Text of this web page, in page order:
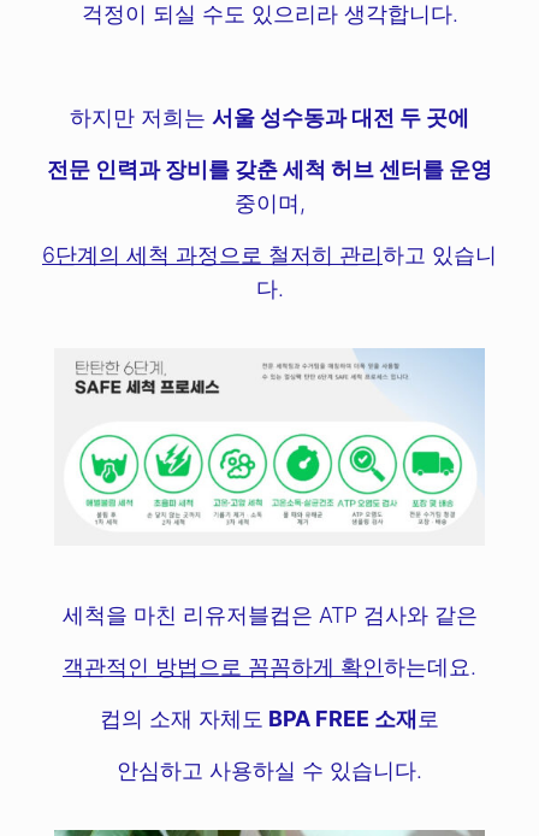
걱정이 되실 수도 있으리라 생각합니다.
하지만 저희는 서울 성수동과 대전 두 곳에
전문 인력과 장비를 갖춘 세척 허브 센터를 운영
중이며,
6단계의 세척 과정으로 철저히 관리하고 있습니
다.
세척을 마친 리유저블컵은 ATP 검사와 같은
객관적인 방법으로 꼼꼼하게 확인하는데요.
컵의 소재 자체도 BPA FREE 소재 로
안심하고 사용하실 수 있습니다.